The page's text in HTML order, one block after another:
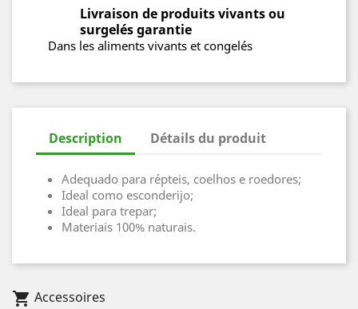
Livraison de produits vivants ou
surgelés garantie
Dans les aliments vivants et congelés
Description Détails du produit
Adequado para répteis, coelhos e roedores;
Ideal como esconderijo;
Ideal para trepar;
Materiais 100% naturais.
shopping_cart Accessoires